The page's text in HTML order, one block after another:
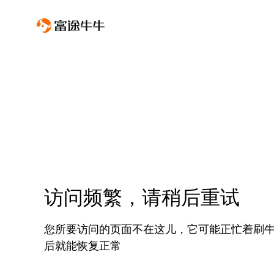
访问频繁，请稍后重试
您所要访问的页面不在这儿，它可能正忙着刷
后就能恢复正常